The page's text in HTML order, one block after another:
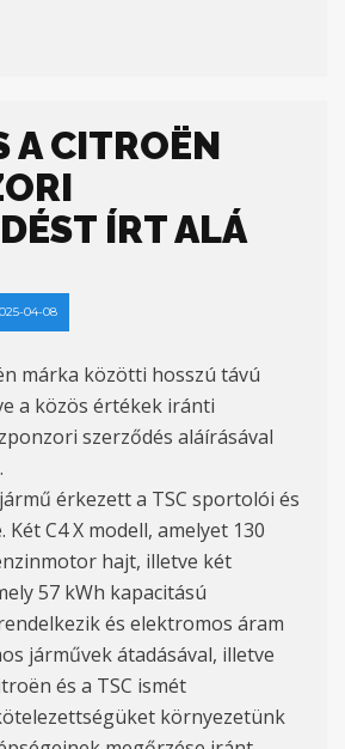
A CITROËN
ÍRT ALÁ
04-08
márka közötti hosszú távú
a közös értékek iránti
szerződés aláírásával
érkezett a TSC sportolói és
C4 X modell, amelyet 130
hajt, illetve két
57 kWh kapacitású
és elektromos áram
járművek átadásával, illetve
és a TSC ismét
környezetünk